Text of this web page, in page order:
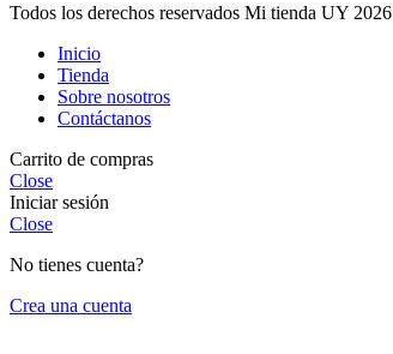
Todos los derechos reservados Mi tienda UY 2026
Inicio
Tienda
Sobre nosotros
Contáctanos
Carrito de compras
Close
Iniciar sesión
Close
No tienes cuenta?
Crea una cuenta